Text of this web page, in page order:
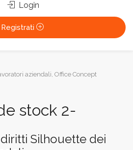
Login
Registrati
aziendali, Office Concept
stock 2-
Silhouette dei